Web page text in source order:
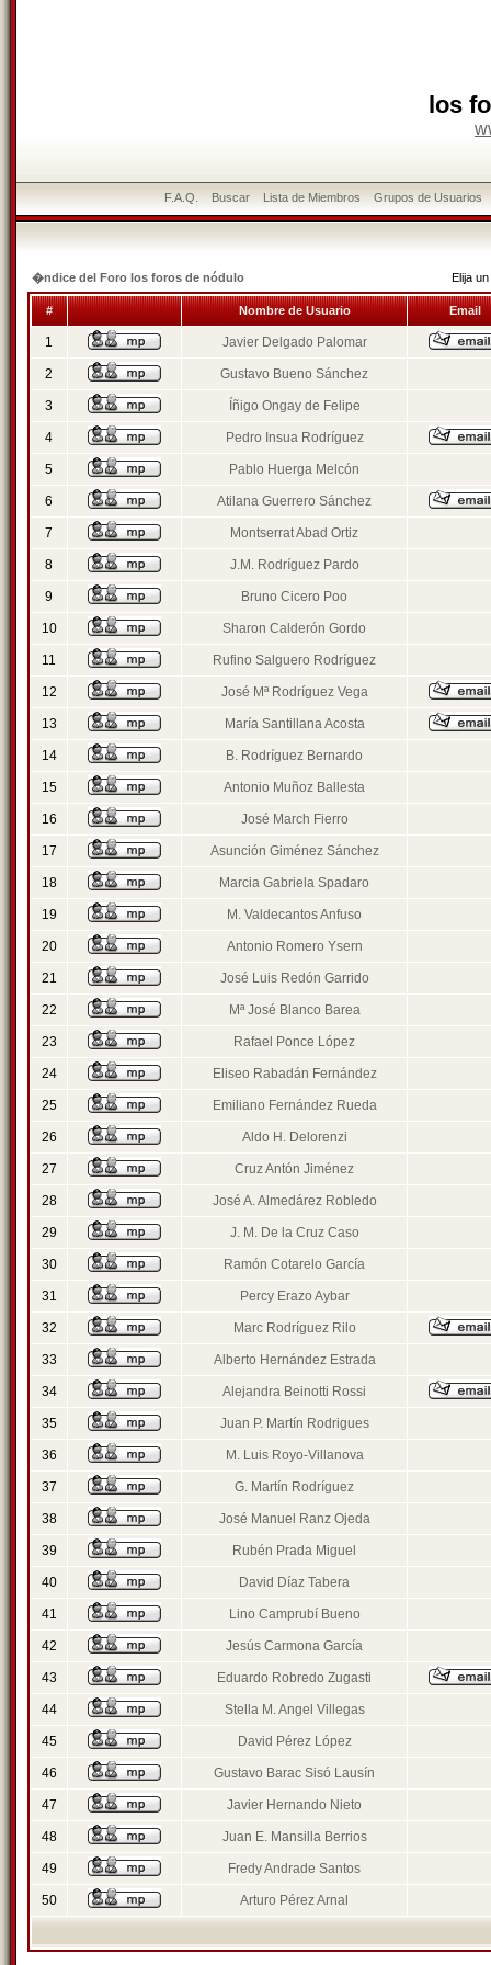
los
F.A.Q. Buscar Lista de Miembros Grupos de Usuarios
�ndice del Foro los foros de nódulo Elija
# Nombre de Usuario Email
1 Javier Delgado Palomar
2 Gustavo Bueno Sánchez
3 Íñigo Ongay de Felipe
4 Pedro Insua Rodríguez
5 Pablo Huerga Melcón
6 Atilana Guerrero Sánchez
7 Montserrat Abad Ortiz
8 J.M. Rodríguez Pardo
9 Bruno Cicero Poo
10 Sharon Calderón Gordo
11 Rufino Salguero Rodríguez
12 José Mª Rodríguez Vega
13 María Santillana Acosta
14 B. Rodríguez Bernardo
15 Antonio Muñoz Ballesta
16 José March Fierro
17 Asunción Giménez Sánchez
18 Marcia Gabriela Spadaro
19 M. Valdecantos Anfuso
20 Antonio Romero Ysern
21 José Luis Redón Garrido
22 Mª José Blanco Barea
23 Rafael Ponce López
24 Eliseo Rabadán Fernández
25 Emiliano Fernández Rueda
26 Aldo H. Delorenzi
27 Cruz Antón Jiménez
28 José A. Almedárez Robledo
29 J. M. De la Cruz Caso
30 Ramón Cotarelo García
31 Percy Erazo Aybar
32 Marc Rodríguez Rilo
33 Alberto Hernández Estrada
34 Alejandra Beinotti Rossi
35 Juan P. Martín Rodrigues
36 M. Luis Royo-Villanova
37 G. Martín Rodríguez
38 José Manuel Ranz Ojeda
39 Rubén Prada Miguel
40 David Díaz Tabera
41 Lino Camprubí Bueno
42 Jesús Carmona García
43 Eduardo Robredo Zugasti
44 Stella M. Angel Villegas
45 David Pérez López
46 Gustavo Barac Sisó Lausín
47 Javier Hernando Nieto
48 Juan E. Mansilla Berrios
49 Fredy Andrade Santos
50 Arturo Pérez Arnal